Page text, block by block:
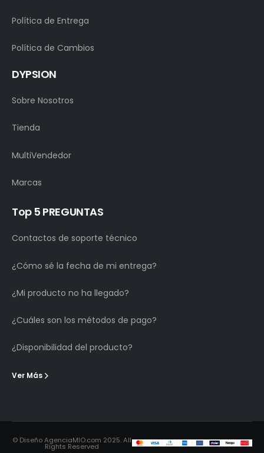
Política de Entrega
Política de Cambios
DYPSION
Sobre Nosotros
Tienda
MultiVendedor
Marcas
Top 5 PREGUNTAS
Contactos de soporte técnico
¿Cómo sé la fecha de mi entrega?
¿Mi producto no ha llegado?
¿Cuáles son los métodos de pago?
¿Disponibilidad del producto?
Ver Más
© Diseño AgenciaMIO.com 2025. All
Rights Reserved